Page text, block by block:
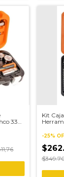
33
Kit
-25%